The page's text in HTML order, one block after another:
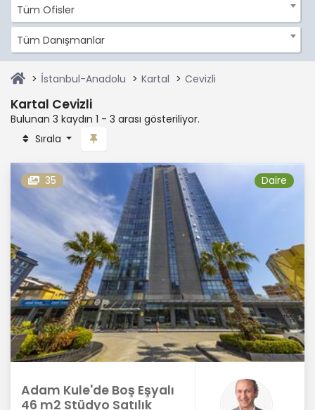
Tüm Ofisler
Tüm Danışmanlar
İstanbul-Anadolu Kartal Cevizli
Kartal Cevizli
Bulunan 3 kaydın 1 - 3 arası gösteriliyor.
Sırala
35 Daire
Adam Kule'de Boş Eşyalı
46 m2 Stüdyo Satılık